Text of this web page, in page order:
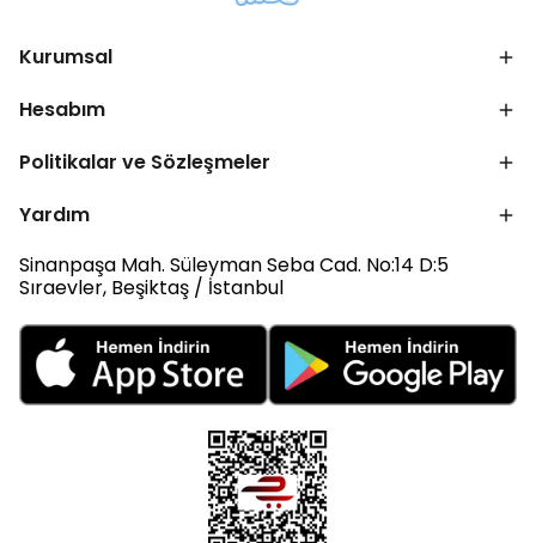
Kurumsal
Hesabım
Politikalar ve Sözleşmeler
Yardım
Sinanpaşa Mah. Süleyman Seba Cad. No:14 D:5
Sıraevler, Beşiktaş / İstanbul